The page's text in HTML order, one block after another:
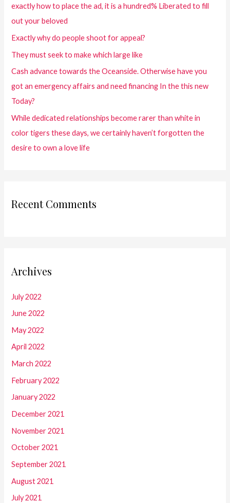
exactly how to place the ad, it is a hundred% Liberated to fill
out your beloved
Exactly why do people shoot for appeal?
They must seek to make which large like
Cash advance towards the Oceanside. Otherwise have you
got an emergency affairs and need financing In the this new
Today?
While dedicated relationships become rarer than white in
color tigers these days, we certainly haven’t forgotten the
desire to own a love life
Recent Comments
Archives
July 2022
June 2022
May 2022
April 2022
March 2022
February 2022
January 2022
December 2021
November 2021
October 2021
September 2021
August 2021
July 2021